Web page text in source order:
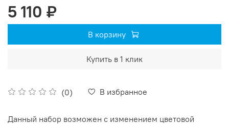
(0) В избранное
5 110 ₽
В корзину
Купить в 1 клик
Данный набор возможен с изменением цветовой